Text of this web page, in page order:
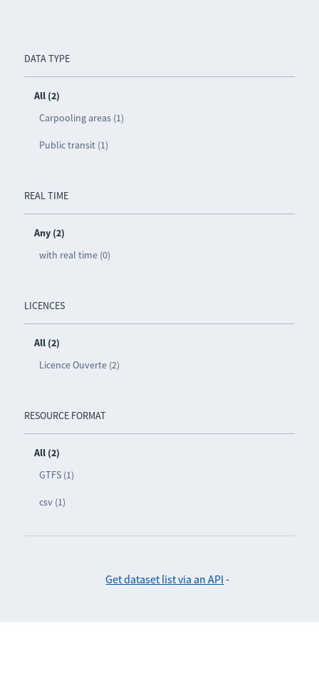
DATA TYPE
All (2)
Carpooling areas (1)
Public transit (1)
REAL TIME
Any (2)
with real time (0)
LICENCES
All (2)
Licence Ouverte (2)
RESOURCE FORMAT
All (2)
GTFS (1)
csv (1)
Get dataset list via an API -